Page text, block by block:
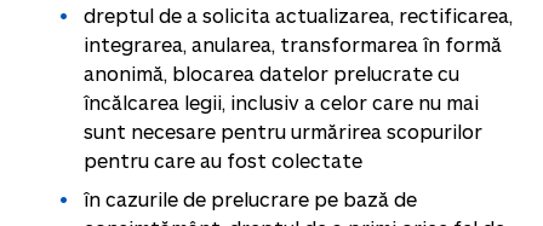
dreptul de a solicita actualizarea, rectificarea,
integrarea, anularea, transformarea în formă
anonimă, blocarea datelor prelucrate cu
încălcarea legii, inclusiv a celor care nu mai
sunt necesare pentru urmărirea scopurilor
pentru care au fost colectate
în cazurile de prelucrare pe bază de